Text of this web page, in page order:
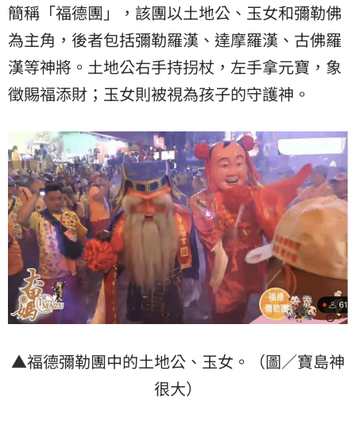
簡稱「福德團」，該團以土地公、玉女和彌勒佛
為主角，後者包括彌勒羅漢、達摩羅漢、古佛羅
漢等神將。土地公右手持拐杖，左手拿元寶，象
徵賜福添財；玉女則被視為孩子的守護神。
▲福德彌勒團中的土地公、玉女。（圖／寶島神
很大）